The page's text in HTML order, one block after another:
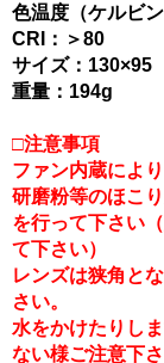
色温度（ケルビ
CRI：＞80
サイズ：130×95
重量：194g
□注意事項
ファン内蔵によ
研磨粉等のほこ
を行って下さい
て下さい）
レンズは狭角と
さい。
水をかけたりし
ない様ご注意下さ